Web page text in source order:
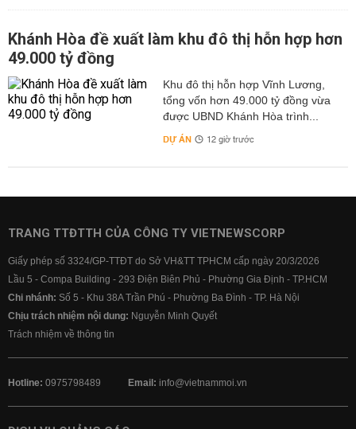
Khánh Hòa đề xuất làm khu đô thị hỗn hợp hơn
49.000 tỷ đồng
Khu đô thị hỗn hợp Vĩnh Lương,
tổng vốn hơn 49.000 tỷ đồng vừa
được UBND Khánh Hòa trình...
DỰ ÁN 12 giờ trước
TRANG TTĐTTH CỦA CÔNG TY VIETNEWSCORP
Giấy phép số 3324/GP-TTĐT do Sở VH&TT TPHCM cấp ngày 20/3/2026
Lầu 5 - Compa Building - 293 Điện Biên Phủ - Phường Gia Định - TP.HCM
Chi nhánh: Số 5 - Khu 38A Trần Phú - Phường Ba Đình - TP. Hà Nội
Chịu trách nhiệm nội dung: Nguyễn Minh Quyết
Trách nhiệm về thông tin
Hotline: 0975798489 Email: info@vietnammoi.vn